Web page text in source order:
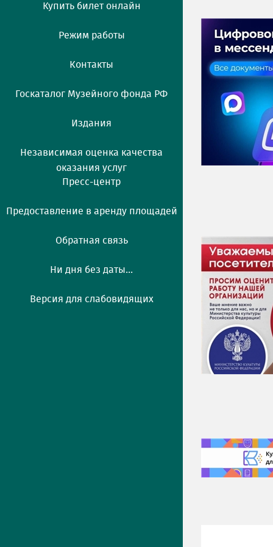
Купить билет онлайн
Режим работы
Контакты
Госкаталог Музейного фонда РФ
Издания
Независимая оценка качества
оказания услуг
Пресс-центр
Предоставление в аренду площадей
Обратная связь
Ни дня без даты...
Версия для слабовидящих